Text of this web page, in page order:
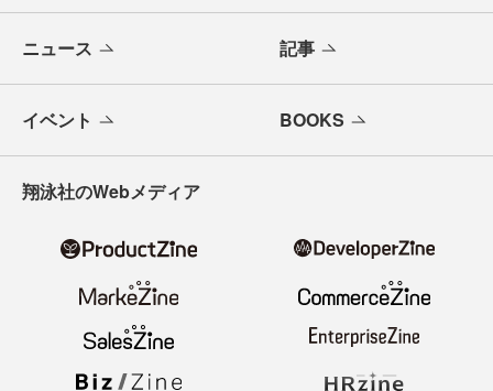
ニュース 記事
イベント BOOKS
翔泳社のWebメディア